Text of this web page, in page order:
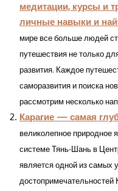
медитации, курсы и
личные навыки и
мире все больше людей
путешествия не только
развития. Каждое
саморазвития и поиска
рассмотрим несколько
Карагие — самая
великолепное природное
системе Тянь-Шань в
является одной из самых
достопримечательностей